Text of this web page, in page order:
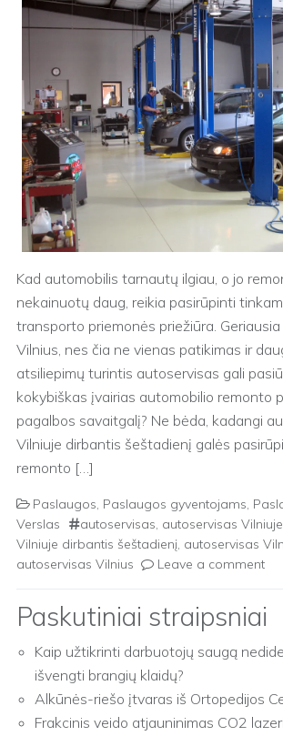
Kad automobilis tarnautų ilgiau, o jo
nekainuotų daug, reikia pasirūpinti
transporto priemonės priežiūra.
Vilnius, nes čia ne vienas patikimas ir
atsiliepimų turintis autoservisas gali
kokybiškas įvairias automobilio remonto
pagalbos savaitgalį? Ne bėda, kadangi
Vilniuje dirbantis šeštadienį galės
remonto […]
Paslaugos, Paslaugos gyventojams,
Verslas
autoservisas, autoservisas Vilniuje
Vilniuje dirbantis šeštadienį, autoservisas
autoservisas Vilnius
Leave a comment
Paskutiniai straipsniai
Kaip užtikrinti darbuotojų saugą
išvengti brangių klaidų?
Alkūnės-riešo įtvaras iš Ortopedijos
Frakcinis veido atjauninimas CO2